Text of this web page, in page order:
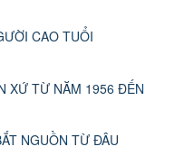
CAO TUỔI
XỨ TỪ NĂM 1956 ĐẾN
NGUỒN TỪ ĐÂU